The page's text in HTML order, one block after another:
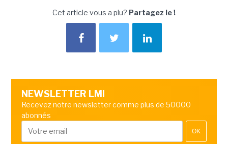
Cet article vous a plu? Partagez le !
NEWSLETTER LMI
Recevez notre newsletter comme plus de 50000
abonnés
OK